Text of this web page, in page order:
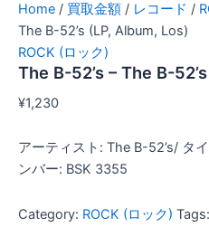
Home / 買取金額 / レコード /
The B-52’s (LP, Album, Los)
ROCK (ロック)
The B-52’s – The B-
¥1,230
アーティスト: The B-52’s/ タ
ンバー: BSK 3355
Category: ROCK (ロック) Tags: